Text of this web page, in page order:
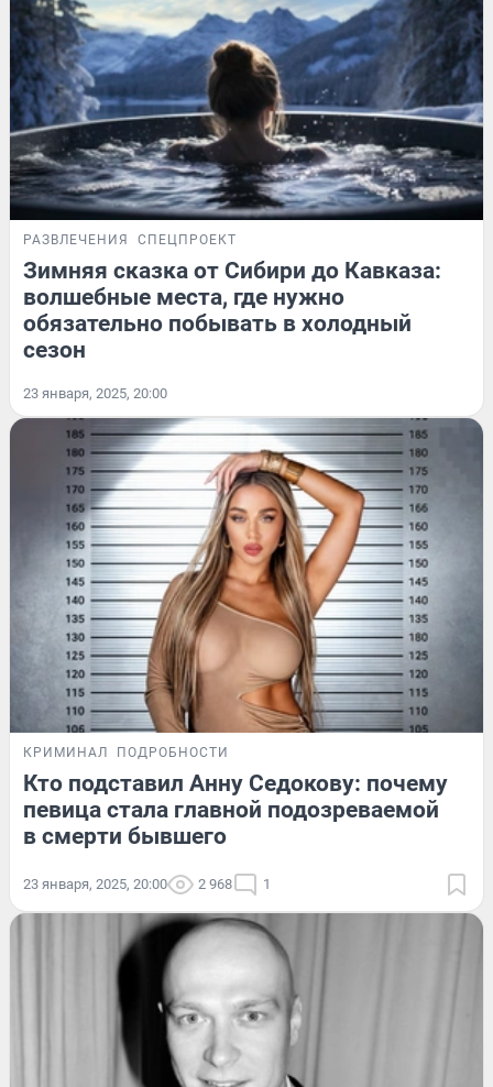
РАЗВЛЕЧЕНИЯ СПЕЦПРОЕКТ
Зимняя сказка от Сибири до Кавказа:
волшебные места, где нужно
обязательно побывать в холодный
сезон
23 января, 2025, 20:00
КРИМИНАЛ ПОДРОБНОСТИ
Кто подставил Анну Седокову: почему
певица стала главной подозреваемой
в смерти бывшего
23 января, 2025, 20:00 2 968 1